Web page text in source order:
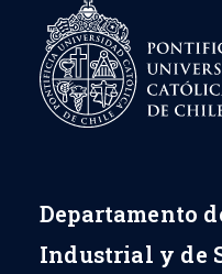
Departamento
Industrial y de